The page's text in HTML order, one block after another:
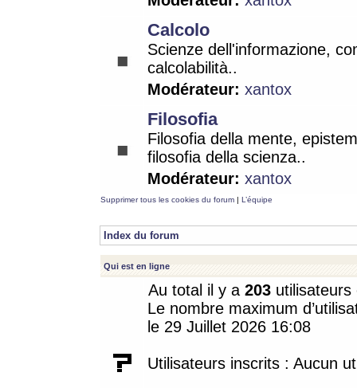
Calcolo
Scienze dell'informazione,
calcolabilità..
Modérateur: xantox
Filosofia
Filosofia della mente,
filosofia della scienza..
Modérateur: xantox
Supprimer tous les cookies du forum | L’équipe
Index du forum
Qui est en ligne
Au total il y a 203
Le nombre maximum
le 29 Juillet 2026 16:08
Utilisateurs inscrits : Aucun